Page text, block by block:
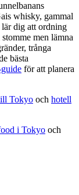
whisky, gammal
dig att ordning
men lämna
trånga
bästa
för att planera
Tokyo och hotell
i Tokyo och